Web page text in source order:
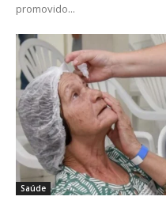
promovido...
Saúde